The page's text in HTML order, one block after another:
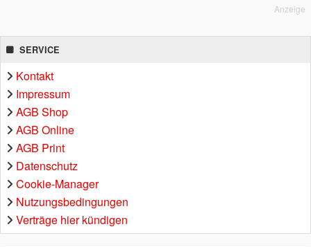
Anzeige
SERVICE
Kontakt
Impressum
AGB Shop
AGB Online
AGB Print
Datenschutz
Cookie-Manager
Nutzungsbedingungen
Verträge hier kündigen